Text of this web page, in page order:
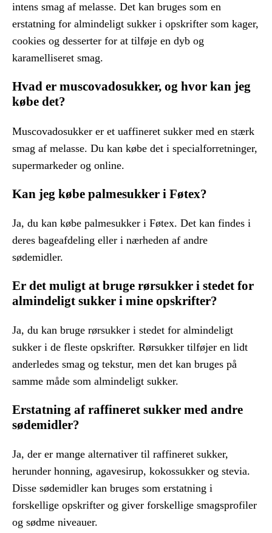
intens smag af melasse. Det kan bruges som en
erstatning for almindeligt sukker i opskrifter som kager,
cookies og desserter for at tilføje en dyb og
karamelliseret smag.
Hvad er muscovadosukker, og hvor kan jeg
købe det?
Muscovadosukker er et uaffineret sukker med en stærk
smag af melasse. Du kan købe det i specialforretninger,
supermarkeder og online.
Kan jeg købe palmesukker i Føtex?
Ja, du kan købe palmesukker i Føtex. Det kan findes i
deres bageafdeling eller i nærheden af andre
sødemidler.
Er det muligt at bruge rørsukker i stedet for
almindeligt sukker i mine opskrifter?
Ja, du kan bruge rørsukker i stedet for almindeligt
sukker i de fleste opskrifter. Rørsukker tilføjer en lidt
anderledes smag og tekstur, men det kan bruges på
samme måde som almindeligt sukker.
Erstatning af raffineret sukker med andre
sødemidler?
Ja, der er mange alternativer til raffineret sukker,
herunder honning, agavesirup, kokossukker og stevia.
Disse sødemidler kan bruges som erstatning i
forskellige opskrifter og giver forskellige smagsprofiler
og sødme niveauer.